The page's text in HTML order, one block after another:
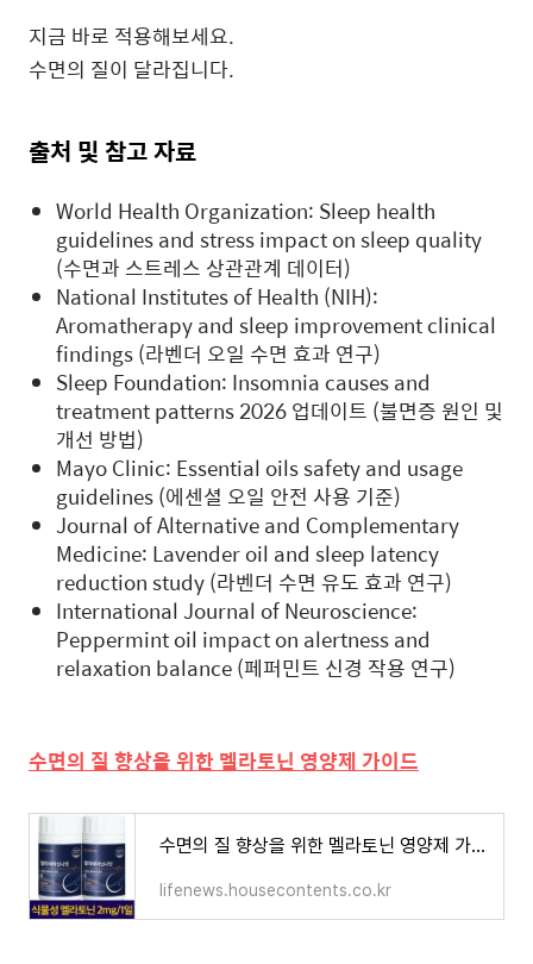
지금 바로 적용해보세요.
수면의 질이 달라집니다.
출처 및 참고 자료
World Health Organization: Sleep health
guidelines and stress impact on sleep quality
(수면과 스트레스 상관관계 데이터)
National Institutes of Health (NIH):
Aromatherapy and sleep improvement clinical
findings (라벤더 오일 수면 효과 연구)
Sleep Foundation: Insomnia causes and
treatment patterns 2026 업데이트 (불면증 원인 및
개선 방법)
Mayo Clinic: Essential oils safety and usage
guidelines (에센셜 오일 안전 사용 기준)
Journal of Alternative and Complementary
Medicine: Lavender oil and sleep latency
reduction study (라벤더 수면 유도 효과 연구)
International Journal of Neuroscience:
Peppermint oil impact on alertness and
relaxation balance (페퍼민트 신경 작용 연구)
수면의 질 향상을 위한 멜라토닌 영양제 가이드
수면의 질 향상을 위한 멜라토닌 영양제 가이드
lifenews.housecontents.co.kr